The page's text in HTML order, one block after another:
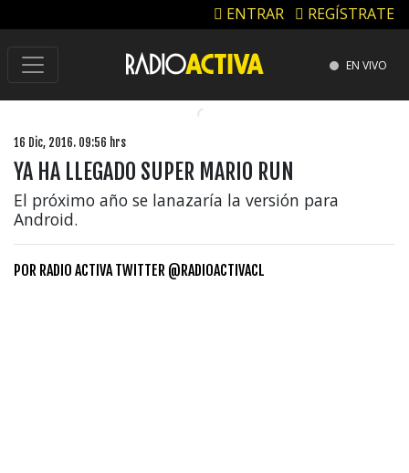
ENTRAR REGÍSTRATE
EN VIVO
16 Dic, 2016. 09:56 hrs
YA HA LLEGADO SUPER MARIO RUN
El próximo año se lanazaría la versión para
Android.
POR RADIO ACTIVA TWITTER @RADIOACTIVACL